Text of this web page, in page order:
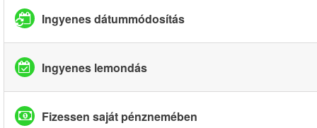
Ingyenes dátummódosítás
Ingyenes lemondás
Fizessen saját pénznemében